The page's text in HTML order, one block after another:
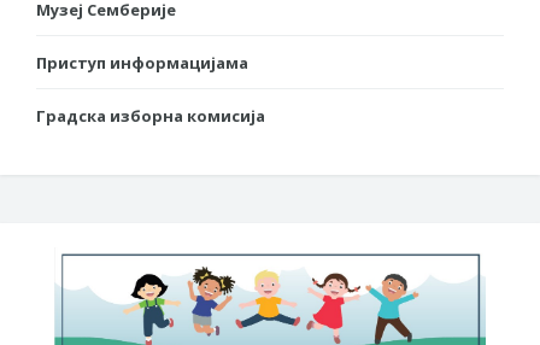
Музеј Семберије
Приступ информацијама
Градска изборна комисија